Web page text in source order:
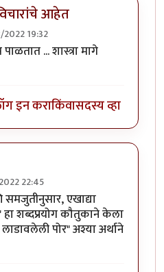
आहेत
2022 19:32
... शास्त्रा मागे
इन कराकिंवासदस्य व्हा
22:45
समजुतीनुसार, एखाद्या
हा शब्दप्रयोग कौतुकाने केला
पोर" अश्या अर्थाने